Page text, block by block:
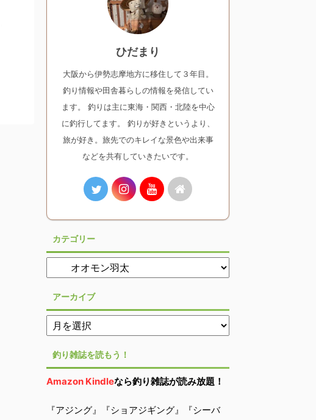
ひだまり
大阪から伊勢志摩地方に移住して３年目。
釣り情報や田舎暮らしの情報を発信してい
ます。 釣りは主に東海・関西・北陸を中心
に釣行してます。 釣りが好きというより、
旅が好き。旅先でのキレイな景色や出来事
などを共有していきたいです。
カテゴリー
アーカイブ
釣り雑誌を読もう！
Amazon Kindleなら釣り雑誌が読み放題！
『アジング』『ショアジギング』『シーバ